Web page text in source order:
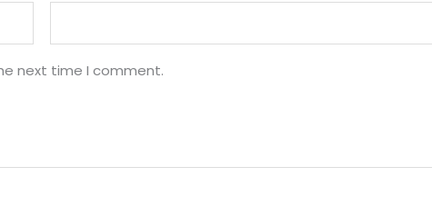
next time I comment.